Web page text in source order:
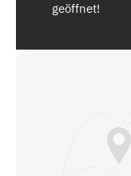
geöffnet!